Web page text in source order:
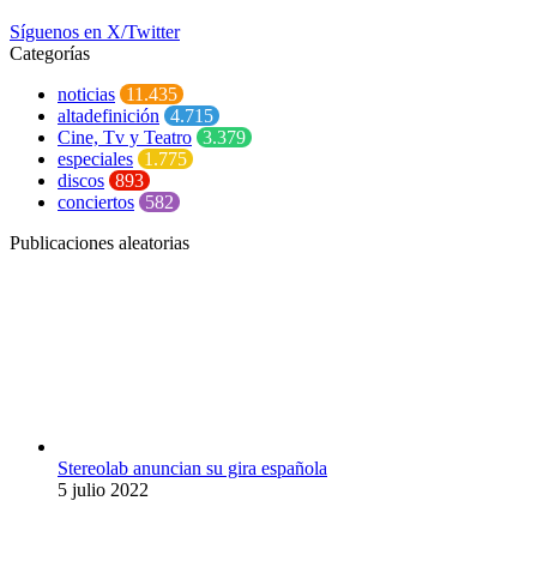
Síguenos en X/Twitter
Categorías
noticias 11.435
altadefinición 4.715
Cine, Tv y Teatro 3.379
especiales 1.775
discos 893
conciertos 582
Publicaciones aleatorias
Stereolab anuncian su gira española
5 julio 2022